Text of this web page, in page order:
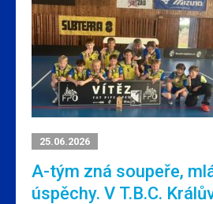
25.06.2026
A-tým zná soupeře,
úspěchy. V T.B.C.